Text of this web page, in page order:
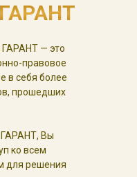
ГАРАНТ — это
правовое
в себя более
прошедших
ГАРАНТ, Вы
ко всем
для решения